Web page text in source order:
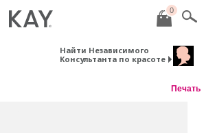
0
Найти Независимого
Консультанта по красоте
Печать